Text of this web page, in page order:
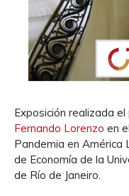
Exposición realizada
Fernando Lorenzo en
Pandemia en América
de Economía de la
de Río de Janeiro.